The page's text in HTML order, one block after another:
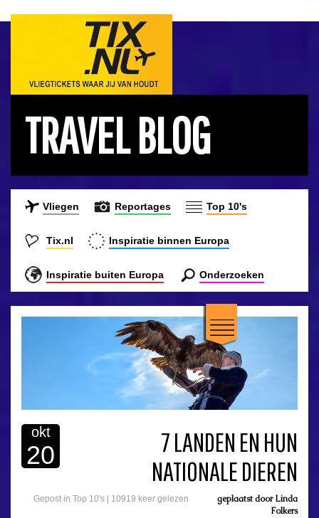
TRAVEL BLOG
Vliegen Reportages Top 10's
Tix.nl Inspiratie binnen Europa
Inspiratie buiten Europa Onderzoeken
okt
20
7 LANDEN EN HUN
NATIONALE DIEREN
Gepost in Top 10's 10919 keer gelezen geplaatst doorLinda
Folkers